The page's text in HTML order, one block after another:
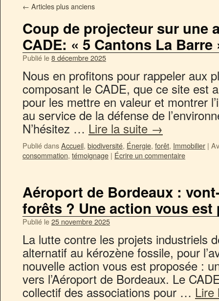
← Articles plus anciens
Coup de projecteur sur une
CADE: « 5 Cantons La Barre
Publié le8 décembre 2025
Nous en profitons pour rappeler aux
composant le CADE, que ce site est
pour les mettre en valeur et montrer
au service de la défense de
N’hésitez … Lire la suite →
Publié dansAccueil, biodiversité, Énergie, forêt, Immobilier |
consommation, témoignage | Écrire un commentaire
Aéroport de Bordeaux :
forêts ? Une action vous
Publié le25 novembre 2025
La lutte contre les projets industriels
alternatif au kérozène fossile, pour
nouvelle action vous est proposée :
vers l’Aéroport de Bordeaux. Le
collectif des associations pour …